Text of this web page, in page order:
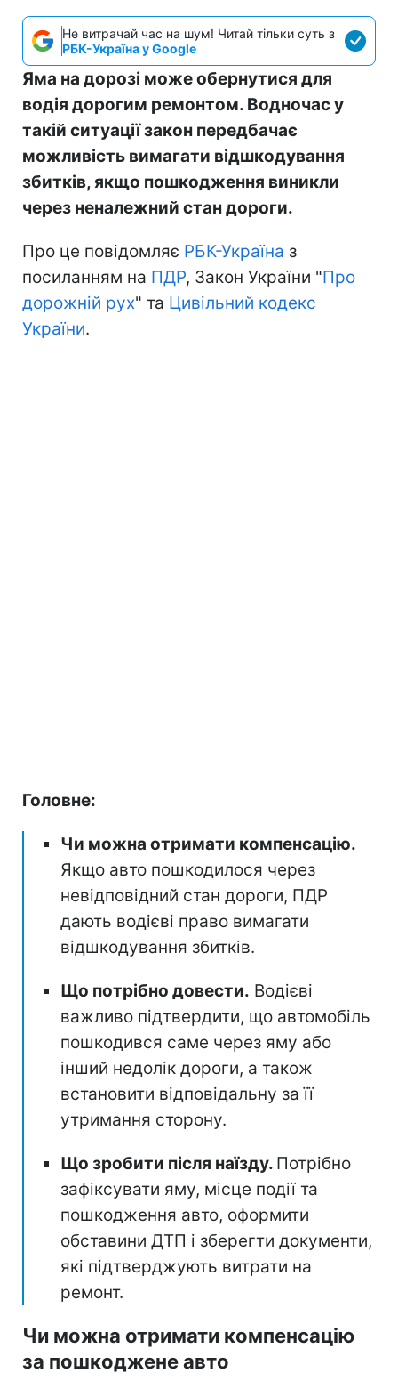
Не витрачай час на шум! Читай тільки суть з
РБК-Україна у Google
Яма на дорозі може обернутися для
водія дорогим ремонтом. Водночас у
такій ситуації закон передбачає
можливість вимагати відшкодування
збитків, якщо пошкодження виникли
через неналежний стан дороги.
Про це повідомляє РБК-Україна з
посиланням на ПДР, Закон України "Про
дорожній рух" та Цивільний кодекс
України.
Головне:
Чи можна отримати компенсацію.
Якщо авто пошкодилося через
невідповідний стан дороги, ПДР
дають водієві право вимагати
відшкодування збитків.
Що потрібно довести. Водієві
важливо підтвердити, що автомобіль
пошкодився саме через яму або
інший недолік дороги, а також
встановити відповідальну за її
утримання сторону.
Що зробити після наїзду. Потрібно
зафіксувати яму, місце події та
пошкодження авто, оформити
обставини ДТП і зберегти документи,
які підтверджують витрати на
ремонт.
Чи можна отримати компенсацію
за пошкоджене авто